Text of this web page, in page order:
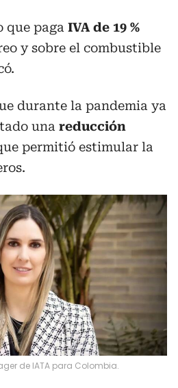
que paga IVA de 19 %
y sobre el combustible
durante la pandemia ya
una reducción
permitió estimular la
de IATA para Colombia.